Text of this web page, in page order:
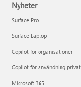
Nyheter
Surface Pro
Surface Laptop
Copilot för organisationer
Copilot för användning privat
Microsoft 365